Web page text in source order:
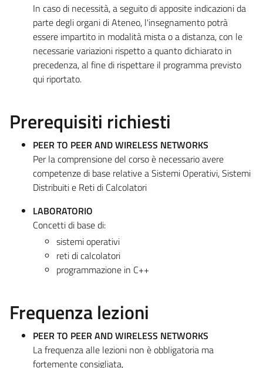
In caso di necessità, a seguito di apposite indicazioni da
parte degli organi di Ateneo, l'insegnamento potrà
essere impartito in modalità mista o a distanza, con le
necessarie variazioni rispetto a quanto dichiarato in
precedenza, al fine di rispettare il programma previsto
qui riportato.
Prerequisiti richiesti
PEER TO PEER AND WIRELESS NETWORKS
Per la comprensione del corso è necessario avere
competenze di base relative a Sistemi Operativi, Sistemi
Distribuiti e Reti di Calcolatori
LABORATORIO
Concetti di base di:
sistemi operativi
reti di calcolatori
programmazione in C++
Frequenza lezioni
PEER TO PEER AND WIRELESS NETWORKS
La frequenza alle lezioni non è obbligatoria ma
fortemente consigliata,